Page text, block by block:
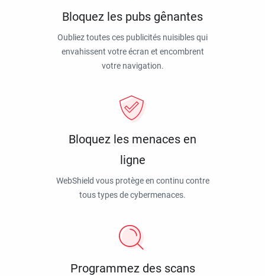
Bloquez les pubs gênantes
Oubliez toutes ces publicités nuisibles qui
envahissent votre écran et encombrent
votre navigation.
Bloquez les menaces en
ligne
WebShield vous protège en continu contre
tous types de cybermenaces.
Programmez des scans